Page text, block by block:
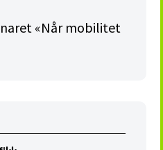
«Når mobilitet